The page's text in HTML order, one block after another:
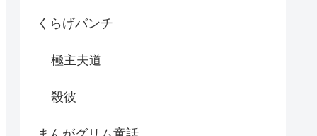
くらげバンチ
極主夫道
殺彼